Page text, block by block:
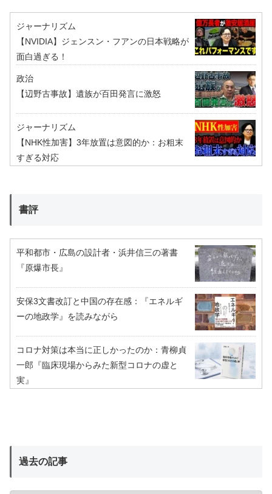
ジャーナリズム
【NVIDIA】ジェンスン・フアンの日本戦略が
面白過ぎる！
政治
【辺野古事故】遺族が百田発言に激怒
ジャーナリズム
【NHK性加害】3年放置は意図的か：お粗末
すぎる対応
書評
平和都市・広島の設計者・浜井信三の著書
『原爆市長』
安保3文書改訂と中国の存在感：『エネルギ
ーの地政学』を読みながら
コロナ対策は本当に正しかったのか：青柳貞
一郎『臨床現場からみた新型コロナの虚と
実』
過去の記事